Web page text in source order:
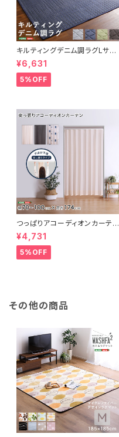
キルティングデニム調ラグLサイ
ズ(190x240cm)オールシーズ
ン、滑り止め付き、手洗い対応【D
erid-デリッド-】 DRG-L
¥6,631
5%OFF
つっぱりアコーディオンカーテ
ン 100×174cm SH-16-TA
DC
¥4,731
5%OFF
その他の商品